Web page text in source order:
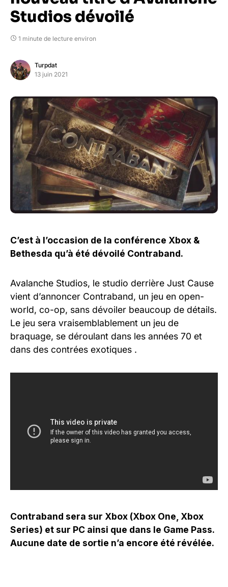
Studios dévoilé
1 minute de lecture environ
Turpdat
13 juin 2021
C’est à l’occasion de la conférence Xbox &
Bethesda qu’à été dévoilé Contraband.
Avalanche Studios, le studio derrière Just Cause
vient d’annoncer Contraband, un jeu en open-
world, co-op, sans dévoiler beaucoup de détails.
Le jeu sera vraisemblablement un jeu de
braquage, se déroulant dans les années 70 et
dans des contrées exotiques .
Contraband sera sur Xbox (Xbox One, Xbox
Series) et sur PC ainsi que dans le Game Pass.
Aucune date de sortie n’a encore été révélée.